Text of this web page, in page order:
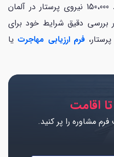
انتظار داریم تا سال 2025 حدود 150،000 نیروی پرستار در آلمان
دقیق شرایط خود برای
فرم ارزیابی مهاجرت یا
اقامت
مشاوره را پر کنید.